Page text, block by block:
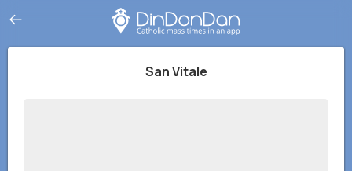
San Vitale